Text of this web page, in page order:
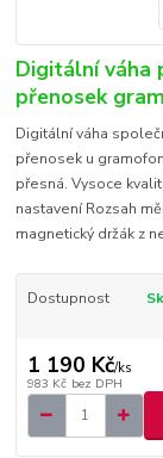
Digitální váha
přenosek
Digitální váha
přenosek u
přesná. Vysoce
nastavení Rozsah
magnetický držák z
Dostupnost
1 190 Kč/ks
983 Kč bez DPH